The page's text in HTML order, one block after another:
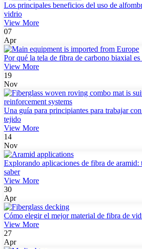
Los principales beneficios del uso de
vidrio
View More
07
Apr
Por qué la tela de fibra de carbono biaxial es
View More
19
Nov
Una guía para principiantes para trabajar
tejido
View More
14
Nov
Explorando aplicaciones de fibra de aramid:
saber
View More
30
Apr
Cómo elegir el mejor material de fibra de
View More
27
Apr